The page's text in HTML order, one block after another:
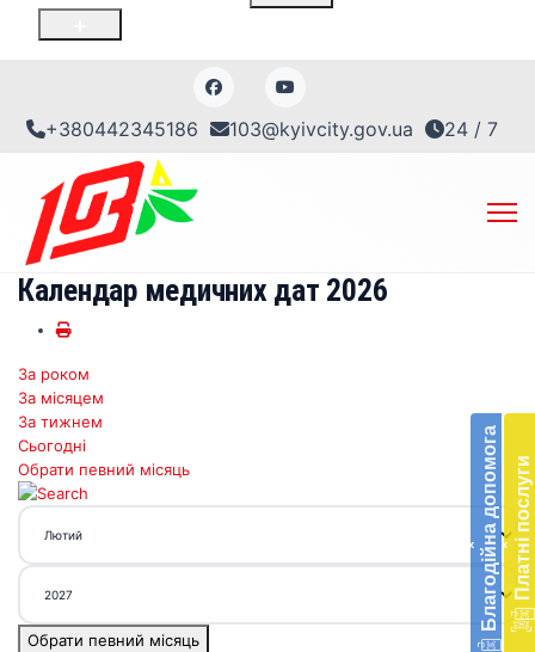
+380442345186 103@kyivcity.gov.ua 24 / 7
‹ Благодійна допомогав
‹ Платні послуги
Календар медичних дат 2026
За роком
За місяцем
За тижнем
Сьогодні
Обрати певний місяць
Обрати певний місяць